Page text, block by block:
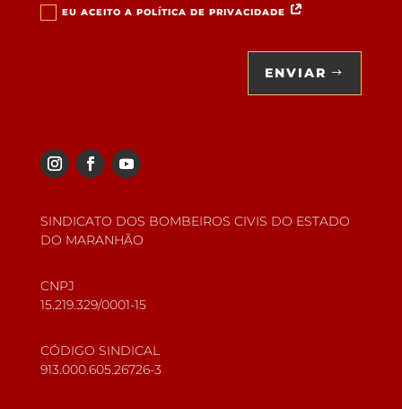
EU ACEITO A POLÍTICA DE PRIVACIDADE
ENVIAR
SINDICATO DOS BOMBEIROS CIVIS DO ESTADO
DO MARANHÃO
CNPJ
15.219.329/0001-15
CÓDIGO SINDICAL
913.000.605.26726-3